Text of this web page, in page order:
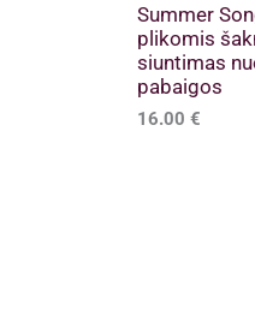
Summer
plikomis
siuntimas
pabaigos
16.00 €